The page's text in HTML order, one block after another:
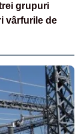
grupuri
vârfurile de